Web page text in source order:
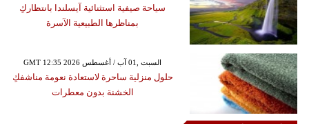
سياحة صيفية استثنائية آيسلندا بانتظاركِ
بمناظرها الطبيعية الآسرة
GMT 12:35 2026 السبت ,01 آب / أغسطس
حلول منزلية ساحرة لاستعادة نعومة مناشفكِ
الخشنة بدون معطرات